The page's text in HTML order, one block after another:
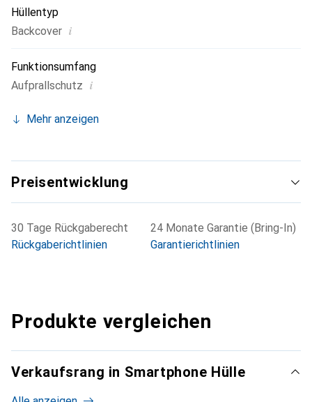
Hüllentyp
Backcover i
Funktionsumfang
Aufprallschutz i
Mehr anzeigen
Preisentwicklung
30 Tage Rückgaberecht
Rückgaberichtlinien
24 Monate Garantie (Bring-In)
Garantierichtlinien
Produkte vergleichen
Verkaufsrang in Smartphone Hülle